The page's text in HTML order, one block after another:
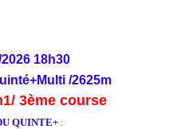
18h30
/2625m
3ème course
QUINTE+ :